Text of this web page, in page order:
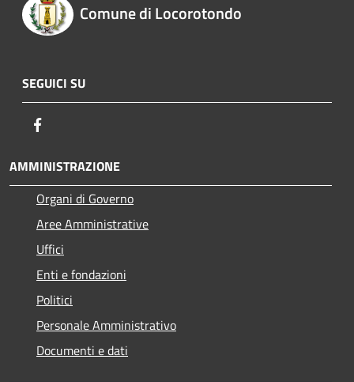
Comune di Locorotondo
SEGUICI SU
AMMINISTRAZIONE
Organi di Governo
Aree Amministrative
Uffici
Enti e fondazioni
Politici
Personale Amministrativo
Documenti e dati